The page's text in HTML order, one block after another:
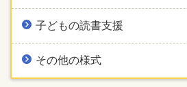
子どもの読書支援
その他の様式